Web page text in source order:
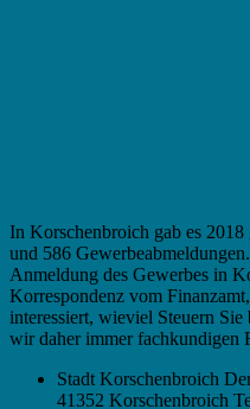
In Korschenbroich gab es
und 586
Anmeldung des Gewerbes in
Korrespondenz vom
interessiert, wieviel Steuern
wir daher immer fachkundigen
Stadt Korschenbroich
41352 Korschenbroich